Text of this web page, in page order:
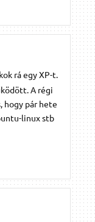
rá egy XP-t.
A régi
hogy pár hete
linux stb